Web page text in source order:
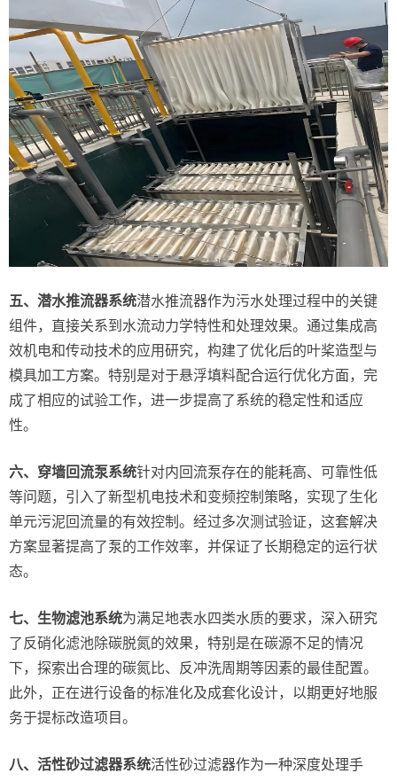
五、潜水推流器系统潜水推流器作为污水处理过程中的关键
组件，直接关系到水流动力学特性和处理效果。通过集成高
效机电和传动技术的应用研究，构建了优化后的叶桨造型与
模具加工方案。特别是对于悬浮填料配合运行优化方面，完
成了相应的试验工作，进一步提高了系统的稳定性和适应
性。
六、穿墙回流泵系统针对内回流泵存在的能耗高、可靠性低
等问题，引入了新型机电技术和变频控制策略，实现了生化
单元污泥回流量的有效控制。经过多次测试验证，这套解决
方案显著提高了泵的工作效率，并保证了长期稳定的运行状
态。
七、生物滤池系统为满足地表水四类水质的要求，深入研究
了反硝化滤池除碳脱氮的效果，特别是在碳源不足的情况
下，探索出合理的碳氮比、反冲洗周期等因素的最佳配置。
此外，正在进行设备的标准化及成套化设计，以期更好地服
务于提标改造项目。
八、活性砂过滤器系统活性砂过滤器作为一种深度处理手